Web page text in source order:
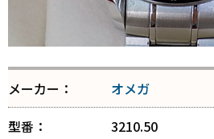
メーカー：
オメガ
型番：
3210.50